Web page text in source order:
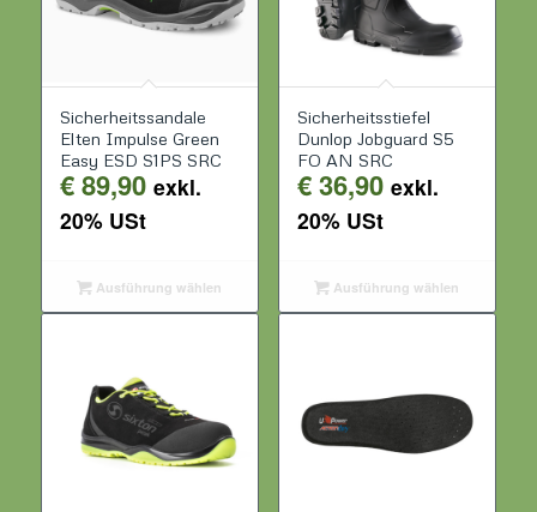
Sicherheitssandale
Elten Impulse Green
Easy ESD S1PS SRC
€89,90 exkl.
20% USt
Ausführung wählen
Sicherheitsstiefel
Dunlop Jobguard S5
FO AN SRC
€36,90 exkl.
20% USt
Ausführung wählen